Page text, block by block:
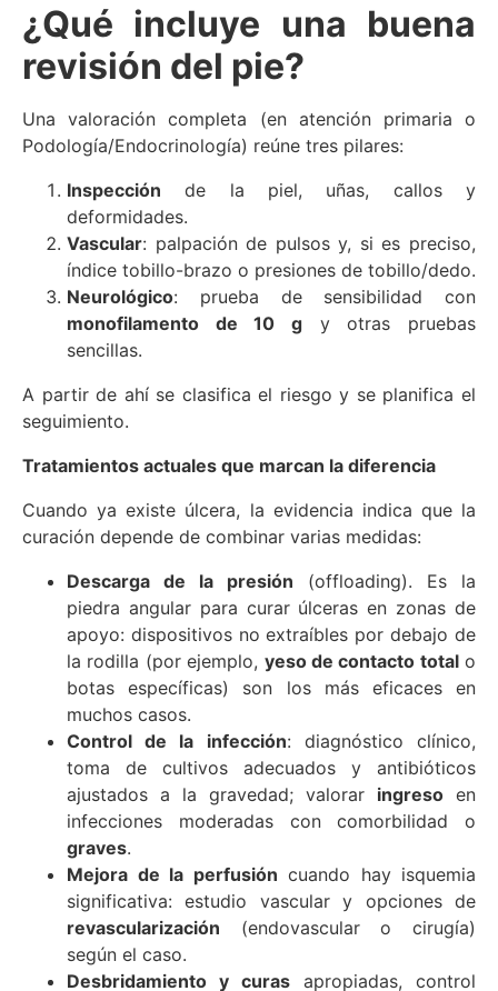
¿Qué incluye una buena
revisión del pie?
Una valoración completa (en atención primaria o
Podología/Endocrinología) reúne tres pilares:
Inspección de la piel, uñas, callos y
deformidades.
Vascular: palpación de pulsos y, si es preciso,
índice tobillo-brazo o presiones de tobillo/dedo.
Neurológico: prueba de sensibilidad con
monofilamento de 10 g y otras pruebas
sencillas.
A partir de ahí se clasifica el riesgo y se planifica el
seguimiento.
Tratamientos actuales que marcan la diferencia
Cuando ya existe úlcera, la evidencia indica que la
curación depende de combinar varias medidas:
Descarga de la presión (offloading). Es la
piedra angular para curar úlceras en zonas de
apoyo: dispositivos no extraíbles por debajo de
la rodilla (por ejemplo, yeso de contacto totalo
botas específicas) son los más eficaces en
muchos casos.
Control de la infección: diagnóstico clínico,
toma de cultivos adecuados y antibióticos
ajustados a la gravedad; valorar ingreso en
infecciones moderadas con comorbilidad o
graves.
Mejora de la perfusión cuando hay isquemia
significativa: estudio vascular y opciones de
revascularización (endovascular o cirugía)
según el caso.
Desbridamiento y curas apropiadas, control